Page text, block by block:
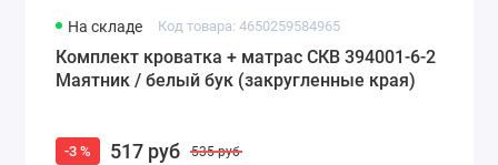
На складе Код товара: 4650259584965
Комплект кроватка + матрас СКВ 394001-6-2
Маятник / белый бук (закругленные края)
-3 % 517 руб 535 руб